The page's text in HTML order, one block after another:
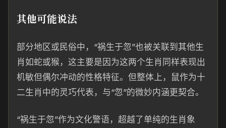
其他可能说法
部分地区或民俗中，“祸生于忽”也被关联到其他生
肖如蛇或猴，这主要是因为这两个生肖同样表现出
机敏但偶尔冲动的性格特征。但整体上，鼠作为十
二生肖中的灵巧代表，与“忽”的微妙内涵更契合。
“祸生于忽”作为文化警语，超越了单纯的生肖象